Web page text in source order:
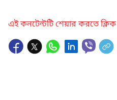
এই কনটেন্টটি শেয়ার করতে